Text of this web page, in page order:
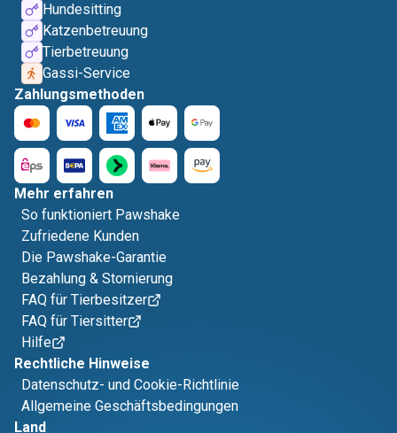
Hundesitting
Katzenbetreuung
Tierbetreuung
Gassi-Service
Zahlungsmethoden
Mehr erfahren
So funktioniert Pawshake
Zufriedene Kunden
Die Pawshake-Garantie
Bezahlung & Stornierung
FAQ für Tierbesitzer
FAQ für Tiersitter
Hilfe
Rechtliche Hinweise
Datenschutz- und Cookie-Richtlinie
Allgemeine Geschäftsbedingungen
Land